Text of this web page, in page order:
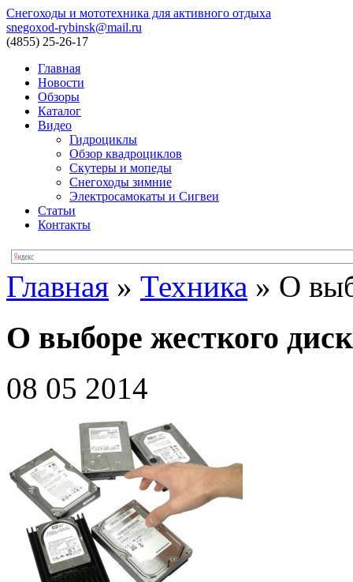
Снегоходы и мототехника для активного отдыха
snegoxod-rybinsk@mail.ru
(4855) 25-26-17
Главная
Новости
Обзоры
Каталог
Видео
Гидроциклы
Обзор квадроциклов
Скутеры и мопеды
Снегоходы зимние
Электросамокаты и Сигвеи
Статьи
Контакты
Главная » Техника » О
О выборе жесткого
08 05 2014